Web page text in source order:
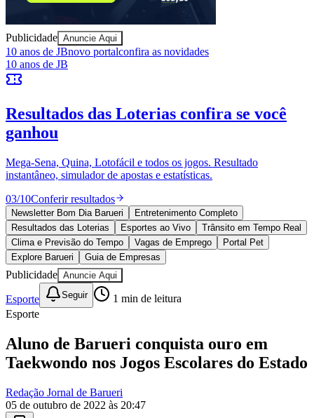
Vitória
Publicidade Anuncie Aqui
10 anos de JB novo portal
confira as novidades
10 anos de JB